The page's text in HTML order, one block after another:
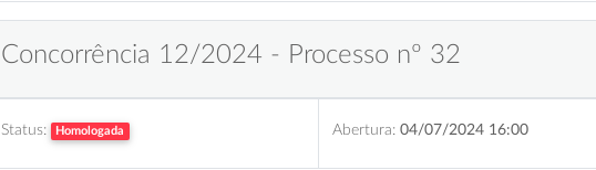
Concorrência 12/2024 - Processo nº 32
Status: Homologada Abertura: 04/07/2024 16:00